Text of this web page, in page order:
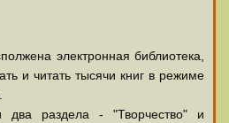
электронная библиотека,
и читать тысячи книг в режиме
раздела - "Творчество" и